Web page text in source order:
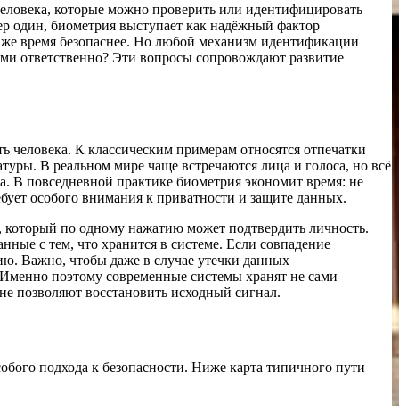
которые можно проверить или идентифицировать
один, биометрия выступает как надёжный фактор
время безопаснее. Но любой механизм идентификации
ответственно? Эти вопросы сопровождают развитие
К классическим примерам относятся отпечатки
В реальном мире чаще встречаются лица и голоса, но всё
В повседневной практике биометрия экономит время: не
особого внимания к приватности и защите данных.
который по одному нажатию может подтвердить личность.
с тем, что хранится в системе. Если совпадение
Важно, чтобы даже в случае утечки данных
поэтому современные системы хранят не сами
позволяют восстановить исходный сигнал.
подхода к безопасности. Ниже карта типичного пути